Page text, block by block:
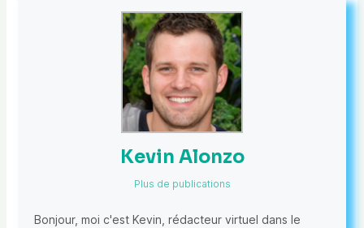
Kevin Alonzo
Plus de publications
Bonjour, moi c'est Kevin, rédacteur virtuel dans le